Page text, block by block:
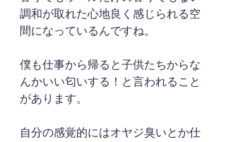
調和が取れた心地良く感じられる空
間になっているんですね。
僕も仕事から帰ると子供たちからな
んかいい匂いする！と言われること
があります。
自分の感覚的にはオヤジ臭いとか仕